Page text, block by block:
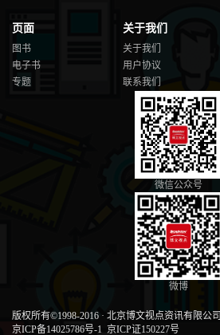
页面
图书
电子书
专题
关于我们
关于我们
用户协议
联系我们
微信公众号
微博
版权所有©1998-2016 · 北京博文视点资讯有限公司
京ICP备14025786号-1 京ICP证150227号